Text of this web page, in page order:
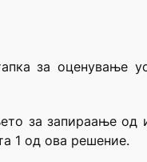
за оценување
за запираање од
1 од ова решение.